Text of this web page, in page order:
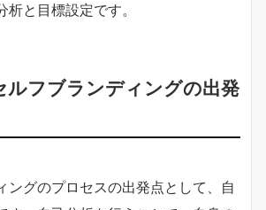
と目標設定です。
ルフブランディングの出発
ングのプロセスの出発点として、自